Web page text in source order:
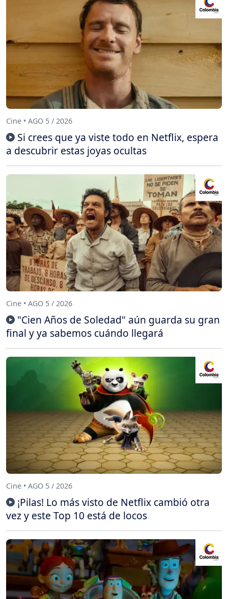
Cine • AGO 5 / 2026
Si crees que ya viste todo en Netflix, espera
a descubrir estas joyas ocultas
Cine • AGO 5 / 2026
"Cien Años de Soledad" aún guarda su gran
final y ya sabemos cuándo llegará
Cine • AGO 5 / 2026
¡Pilas! Lo más visto de Netflix cambió otra
vez y este Top 10 está de locos